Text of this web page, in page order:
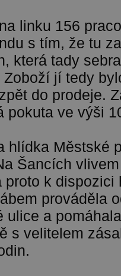
linku 156
s tím, že tu
která tady
jí tedy
do prodeje.
pokuta ve výši
hlídka Městské
Šancích
k dispozici
prováděla
ulice a
s velitelem